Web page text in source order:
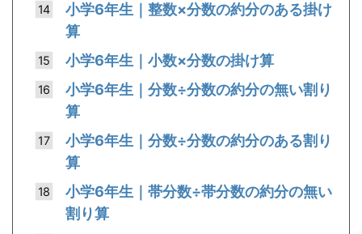
小学6年生｜整数×分数の約分のある掛け
算
小学6年生｜小数×分数の掛け算
小学6年生｜分数÷分数の約分の無い割り
算
小学6年生｜分数÷分数の約分のある割り
算
小学6年生｜帯分数÷帯分数の約分の無い
割り算